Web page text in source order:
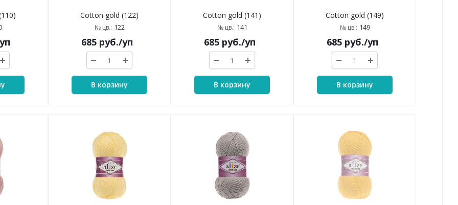
Cotton gold (122)
№ цв.: 122
685руб./уп
В корзину
Cotton gold (141)
№ цв.: 141
685руб./уп
В корзину
Cotton gold (149)
№ цв.: 149
685руб./уп
В корзину